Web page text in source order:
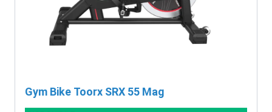
Gym Bike Toorx SRX 55 Mag